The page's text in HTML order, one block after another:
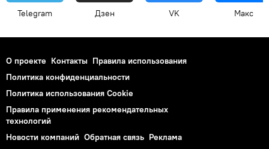
Telegram Дзен VK Макс
О проекте Контакты Правила использования
Политика конфиденциальности
Политика использования Cookie
Правила применения рекомендательных
технологий
Новости компаний Обратная связь Реклама